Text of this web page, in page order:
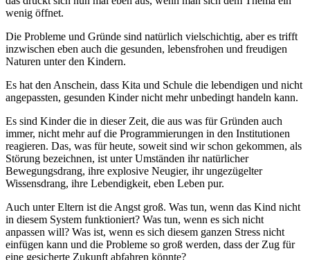
wenig öffnet.
Die Probleme und Gründe sind natürlich vielschichtig, aber es trifft
inzwischen eben auch die gesunden, lebensfrohen und freudigen
Naturen unter den Kindern.
Es hat den Anschein, dass Kita und Schule die lebendigen und nicht
angepassten, gesunden Kinder nicht mehr unbedingt handeln kann.
Es sind Kinder die in dieser Zeit, die aus was für Gründen auch
immer, nicht mehr auf die Programmierungen in den Institutionen
reagieren. Das, was für heute, soweit sind wir schon gekommen, als
Störung bezeichnen, ist unter Umständen ihr natürlicher
Bewegungsdrang, ihre explosive Neugier, ihr ungezügelter
Wissensdrang, ihre Lebendigkeit, eben Leben pur.
Auch unter Eltern ist die Angst groß. Was tun, wenn das Kind nicht
in diesem System funktioniert? Was tun, wenn es sich nicht
anpassen will? Was ist, wenn es sich diesem ganzen Stress nicht
einfügen kann und die Probleme so groß werden, dass der Zug für
eine gesicherte Zukunft abfahren könnte?